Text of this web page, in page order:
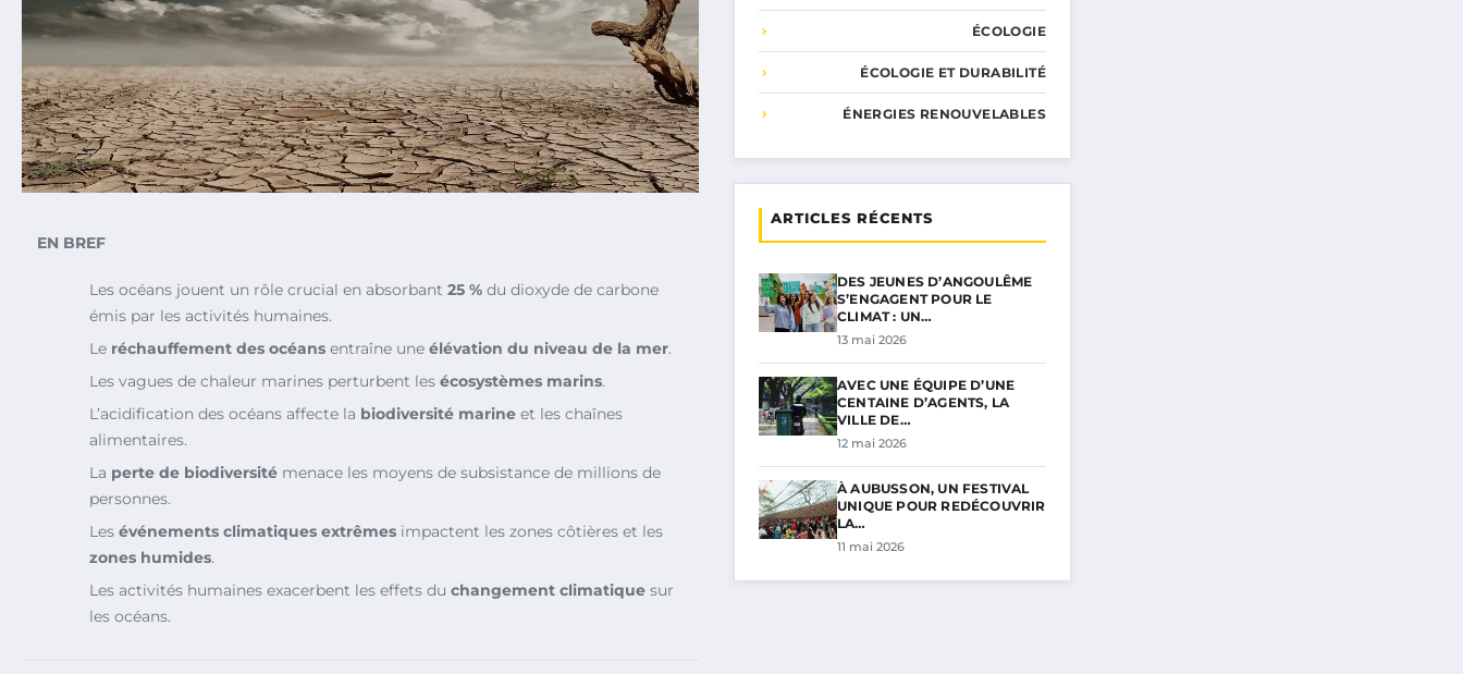
EN BREF
Les océans jouent un rôle crucial en absorbant 25 % du dioxyde de carbone
émis par les activités humaines.
Le réchauffement des océans entraîne une élévation du niveau de la mer.
Les vagues de chaleur marines perturbent les écosystèmes marins.
L’acidification des océans affecte la biodiversité marine et les chaînes
alimentaires.
La perte de biodiversité menace les moyens de subsistance de millions de
personnes.
Les événements climatiques extrêmes impactent les zones côtières et les
zones humides.
Les activités humaines exacerbent les effets du changement climatique sur
les océans.
ÉCOLOGIE
ÉCOLOGIE ET DURABILITÉ
ÉNERGIES RENOUVELABLES
ARTICLES RÉCENTS
DES JEUNES D’ANGOULÊME
S’ENGAGENT POUR LE
CLIMAT : UN…
13 mai 2026
AVEC UNE ÉQUIPE D’UNE
CENTAINE D’AGENTS, LA
VILLE DE…
12 mai 2026
À AUBUSSON, UN FESTIVAL
UNIQUE POUR REDÉCOUVRIR
LA…
11 mai 2026